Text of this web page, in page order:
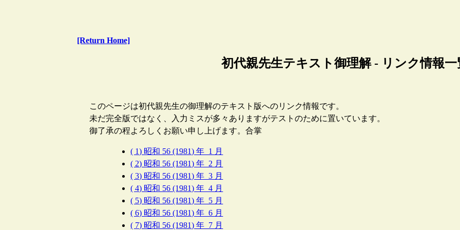
[Return Home]
初代親先生テキスト御理解 - リンク情報一
このページは初代親先生の御理解のテキスト版へのリンク情報です。
未だ完全版ではなく、入力ミスが多々ありますがテストのために置いています。
御了承の程よろしくお願い申し上げます。合掌
( 1) 昭和 56 (1981) 年 1 月
( 2) 昭和 56 (1981) 年 2 月
( 3) 昭和 56 (1981) 年 3 月
( 4) 昭和 56 (1981) 年 4 月
( 5) 昭和 56 (1981) 年 5 月
( 6) 昭和 56 (1981) 年 6 月
( 7) 昭和 56 (1981) 年 7 月